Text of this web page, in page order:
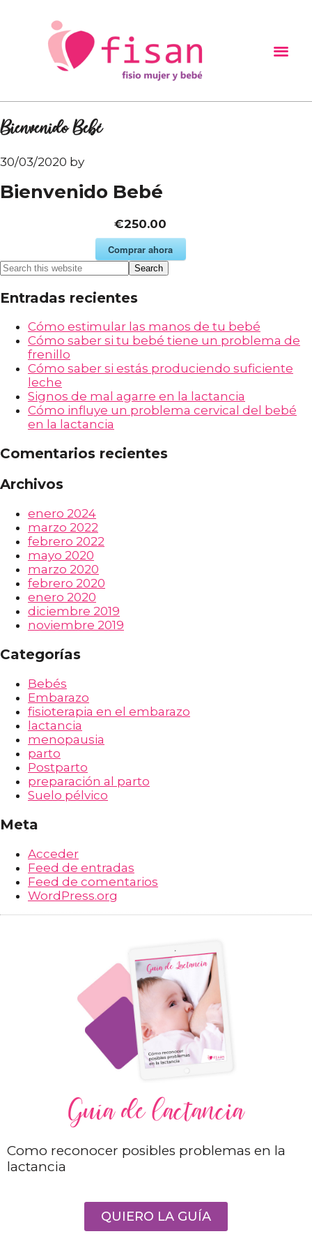
Bienvenido Bebé
30/03/2020 by
Bienvenido Bebé
€250.00
Comprar ahora
Entradas recientes
Cómo estimular las manos de tu bebé
Cómo saber si tu bebé tiene un problema de
frenillo
Cómo saber si estás produciendo suficiente
leche
Signos de mal agarre en la lactancia
Cómo influye un problema cervical del bebé
en la lactancia
Comentarios recientes
Archivos
enero 2024
marzo 2022
febrero 2022
mayo 2020
marzo 2020
febrero 2020
enero 2020
diciembre 2019
noviembre 2019
Categorías
Bebés
Embarazo
fisioterapia en el embarazo
lactancia
menopausia
parto
Postparto
preparación al parto
Suelo pélvico
Meta
Acceder
Feed de entradas
Feed de comentarios
WordPress.org
Guía de lactancia
Como reconocer posibles problemas en la
lactancia
QUIERO LA GUÍA